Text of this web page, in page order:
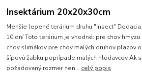
Insektárium 20x20x30cm
Menšie lepené terárium druhu "Insect"
10 dní Toto terárium je vhodné: pre chov
chov slimákov pre chov malých druhov plazov
šípovú žabku poprípade malých hlodavcov Ak
požadovaný rozmer nen... celý popis